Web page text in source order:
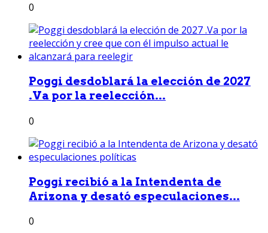
0
Poggi desdoblará la elección de 2027
.Va por la reelección...
0
Poggi recibió a la Intendenta de
Arizona y desató especulaciones...
0